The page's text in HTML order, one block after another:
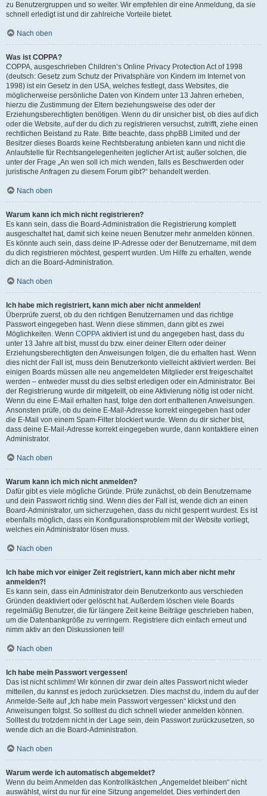
zu Benutzergruppen und so weiter. Wir empfehlen dir eine Anmeldung, da sie
schnell erledigt ist und dir zahlreiche Vorteile bietet.
Nach oben
Was ist COPPA?
COPPA, ausgeschrieben Children’s Online Privacy Protection Act of 1998
(deutsch: Gesetz zum Schutz der Privatsphäre von Kindern im Internet von
1998) ist ein Gesetz in den USA, welches festlegt, dass Websites, die
möglicherweise persönliche Daten von Kindern unter 13 Jahren erheben,
hierzu die Zustimmung der Eltern beziehungsweise des oder der
Erziehungsberechtigten benötigen. Wenn du dir unsicher bist, ob dies auf dich
oder die Website, auf der du dich zu registrieren versuchst, zutrifft, ziehe einen
rechtlichen Beistand zu Rate. Bitte beachte, dass phpBB Limited und der
Besitzer dieses Boards keine Rechtsberatung anbieten kann und nicht die
Anlaufstelle für Rechtsangelegenheiten jeglicher Art ist; außer solchen, die
unter der Frage „An wen soll ich mich wenden, falls es Beschwerden oder
juristische Anfragen zu diesem Forum gibt?“ behandelt werden.
Nach oben
Warum kann ich mich nicht registrieren?
Es kann sein, dass die Board-Administration die Registrierung komplett
ausgeschaltet hat, damit sich keine neuen Benutzer mehr anmelden können.
Es könnte auch sein, dass deine IP-Adresse oder der Benutzername, mit dem
du dich registrieren möchtest, gesperrt wurden. Um Hilfe zu erhalten, wende
dich an die Board-Administration.
Nach oben
Ich habe mich registriert, kann mich aber nicht anmelden!
Überprüfe zuerst, ob du den richtigen Benutzernamen und das richtige
Passwort eingegeben hast. Wenn diese stimmen, dann gibt es zwei
Möglichkeiten. Wenn COPPA aktiviert ist und du angegeben hast, dass du
unter 13 Jahre alt bist, musst du bzw. einer deiner Eltern oder deiner
Erziehungsberechtigten den Anweisungen folgen, die du erhalten hast. Wenn
dies nicht der Fall ist, muss dein Benutzerkonto vielleicht aktiviert werden. Bei
einigen Boards müssen alle neu angemeldeten Mitglieder erst freigeschaltet
werden – entweder musst du dies selbst erledigen oder ein Administrator. Bei
der Registrierung wurde dir mitgeteilt, ob eine Aktivierung nötig ist oder nicht.
Wenn du eine E-Mail erhalten hast, folge den dort enthaltenen Anweisungen.
Ansonsten prüfe, ob du deine E-Mail-Adresse korrekt eingegeben hast oder
die E-Mail von einem Spam-Filter blockiert wurde. Wenn du dir sicher bist,
dass deine E-Mail-Adresse korrekt eingegeben wurde, dann kontaktiere einen
Administrator.
Nach oben
Warum kann ich mich nicht anmelden?
Dafür gibt es viele mögliche Gründe. Prüfe zunächst, ob dein Benutzername
und dein Passwort richtig sind. Wenn dies der Fall ist, wende dich an einen
Board-Administrator, um sicherzugehen, dass du nicht gesperrt wurdest. Es ist
ebenfalls möglich, dass ein Konfigurationsproblem mit der Website vorliegt,
welches ein Administrator lösen muss.
Nach oben
Ich habe mich vor einiger Zeit registriert, kann mich aber nicht mehr
anmelden?!
Es kann sein, dass ein Administrator dein Benutzerkonto aus verschieden
Gründen deaktiviert oder gelöscht hat. Außerdem löschen viele Boards
regelmäßig Benutzer, die für längere Zeit keine Beiträge geschrieben haben,
um die Datenbankgröße zu verringern. Registriere dich einfach erneut und
nimm aktiv an den Diskussionen teil!
Nach oben
Ich habe mein Passwort vergessen!
Das ist nicht schlimm! Wir können dir zwar dein altes Passwort nicht wieder
mitteilen, du kannst es jedoch zurücksetzen. Dies machst du, indem du auf der
Anmelde-Seite auf „Ich habe mein Passwort vergessen“ klickst und den
Anweisungen folgst. So solltest du dich schnell wieder anmelden können.
Solltest du trotzdem nicht in der Lage sein, dein Passwort zurückzusetzen, so
wende dich an die Board-Administration.
Nach oben
Warum werde ich automatisch abgemeldet?
Wenn du beim Anmelden das Kontrollkästchen „Angemeldet bleiben“ nicht
auswählst, wirst du nur für eine Sitzung angemeldet. Dies verhindert den